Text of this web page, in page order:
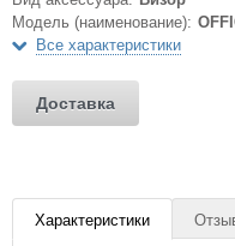
Модель (наименование):
Все характеристики
Доставка
Характеристики